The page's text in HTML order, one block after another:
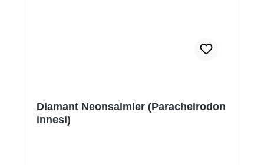
Diamant Neonsalmler (Paracheirodon
innesi)